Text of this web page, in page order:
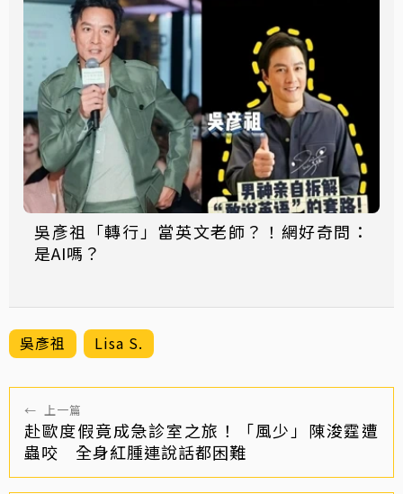
吳彥祖「轉行」當英文老師？！網好奇問：
是AI嗎？
吳彥祖 Lisa S.
← 上一篇
赴歐度假竟成急診室之旅！「風少」陳浚霆遭
蟲咬 全身紅腫連說話都困難